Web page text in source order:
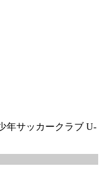
年サッカークラブ U-